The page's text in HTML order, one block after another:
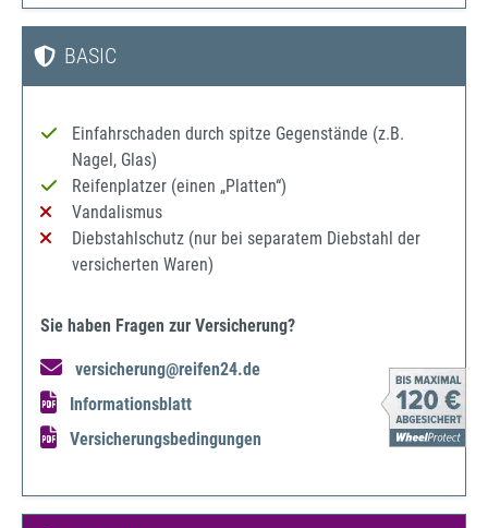
BASIC
Einfahrschaden durch spitze Gegenstände (z.B.
Nagel, Glas)
Reifenplatzer (einen „Platten“)
Vandalismus
Diebstahlschutz (nur bei separatem Diebstahl der
versicherten Waren)
Sie haben Fragen zur Versicherung?
versicherung@reifen24.de
Informationsblatt
Versicherungsbedingungen